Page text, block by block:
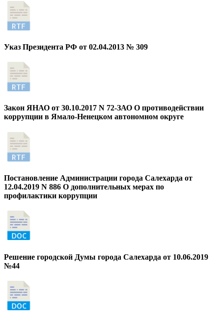
Указ Президента РФ от 02.04.2013 № 309
Закон ЯНАО от 30.10.2017 N 72-ЗАО О противодействии
коррупции в Ямало-Ненецком автономном округе
Постановление Администрации города Салехарда от
12.04.2019 N 886 О дополнительных мерах по
профилактики коррупции
Решение городской Думы города Салехарда от 10.06.2019
№44